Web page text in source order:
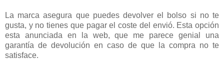
La marca asegura que puedes devolver el bolso si no te
gusta, y no tienes que pagar el coste del envió. Esta opción
esta anunciada en la web, que me parece genial una
garantía de devolución en caso de que la compra no te
satisface.